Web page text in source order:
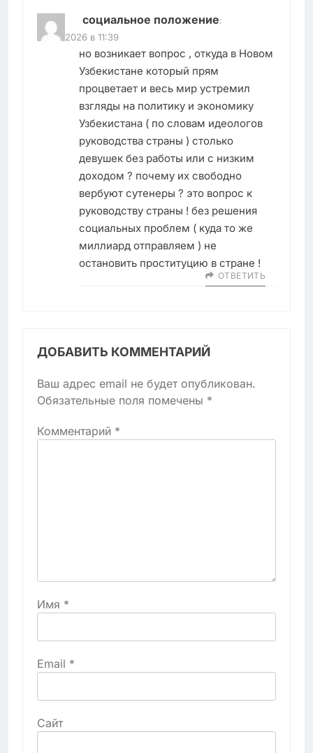
социальное положение:
23.02.2026 в 11:39
но возникает вопрос , откуда в Новом
Узбекистане который прям
процветает и весь мир устремил
взгляды на политику и экономику
Узбекистана ( по словам идеологов
руководства страны ) столько
девушек без работы или с низким
доходом ? почему их свободно
вербуют сутенеры ? это вопрос к
руководству страны ! без решения
социальных проблем ( куда то же
миллиард отправляем ) не
остановить проституцию в стране !
ОТВЕТИТЬ
ДОБАВИТЬ КОММЕНТАРИЙ
Ваш адрес email не будет опубликован.
Обязательные поля помечены *
Комментарий *
Имя *
Email *
Сайт